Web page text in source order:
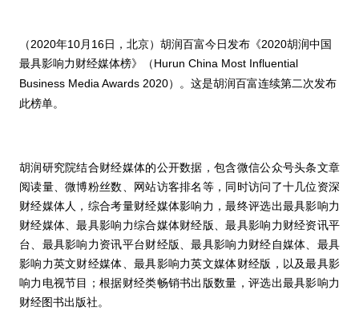
（2020年10月16日，北京）胡润百富今日发布《2020胡润中国
最具影响力财经媒体榜》（Hurun China Most Influential
Business Media Awards 2020）。这是胡润百富连续第二次发布
此榜单。
胡润研究院结合财经媒体的公开数据，包含微信公众号头条文章
阅读量、微博粉丝数、网站访客排名等，同时访问了十几位资深
财经媒体人，综合考量财经媒体影响力，最终评选出最具影响力
财经媒体、最具影响力综合媒体财经版、最具影响力财经资讯平
台、最具影响力资讯平台财经版、最具影响力财经自媒体、最具
影响力英文财经媒体、最具影响力英文媒体财经版，以及最具影
响力电视节目；根据财经类畅销书出版数量，评选出最具影响力
财经图书出版社。